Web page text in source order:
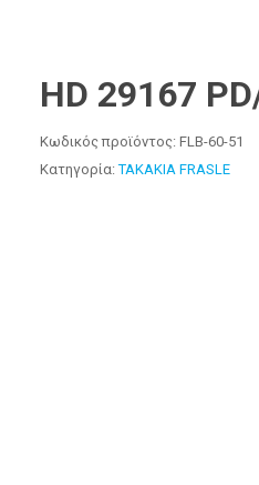
HD 29167
Κωδικός προϊόντος: FLB-60-51
Κατηγορία:ΤΑΚΑΚΙΑ FRASLE